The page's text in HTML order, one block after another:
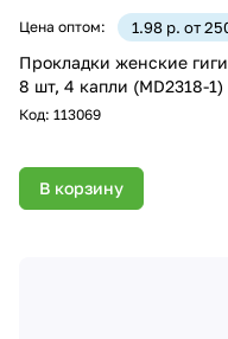
Цена оптом: 1.98 р. от
Прокладки женские
8 шт, 4 капли (MD2318-1)
Код: 113069
В корзину